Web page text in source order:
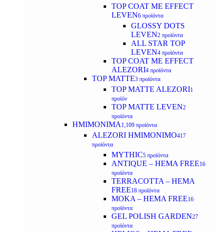
TOP COAT ME EFFECT
LEVEN6 προϊόντα
GLOSSY DOTS
LEVEN2 προϊόντα
ALL STAR TOP
LEVEN4 προϊόντα
TOP COAT ME EFFECT
ALEZORI4 προϊόντα
TOP MATTE3 προϊόντα
TOP MATTE ALEZORI1
προϊόν
TOP MATTE LEVEN2
προϊόντα
ΗΜΙΜΟΝΙΜΑ 1,109 προϊόντα
ALEZORI ΗΜΙΜΟΝΙΜΟ417
προϊόντα
MYTHIC5 προϊόντα
ANTIQUE – HEMA FREE16
προϊόντα
TERRACOTTA – HEMA
FREE18 προϊόντα
MOKA – HEMA FREE16
προϊόντα
GEL POLISH GARDEN27
προϊόντα